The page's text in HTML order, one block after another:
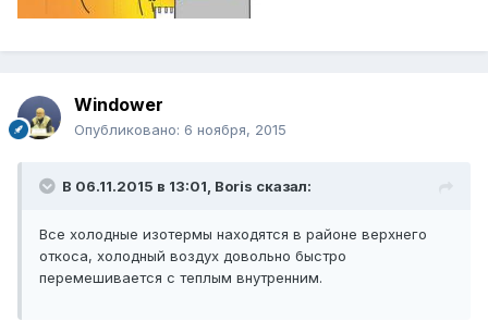
Windower
Опубликовано: 6 ноября, 2015
В 06.11.2015 в 13:01, Boris сказал:
Все холодные изотермы находятся в районе верхнего
откоса, холодный воздух довольно быстро
перемешивается с теплым внутренним.